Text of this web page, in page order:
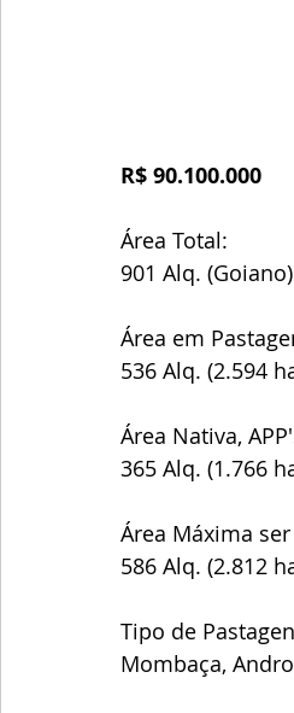
R$ 90.100.000
Área Total:
901 Alq.
Área em
536 Alq. (2.594
Área Nativa,
365 Alq. (1.766
Área Máxima
586 Alq. (2.812
Tipo de
Mombaça,